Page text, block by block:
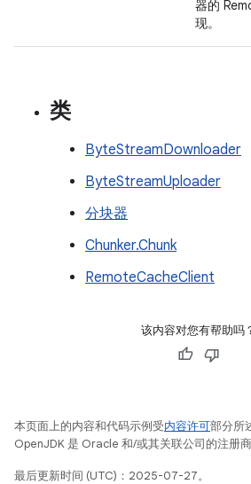
器的
现。
类
ByteStreamDownloader
ByteStreamUploader
分块器
Chunker.Chunk
RemoteCacheClient
该内容对您有帮助吗
本页面上的内容和代码示例受内容许可部分所
OpenJDK 是 Oracle 和/或其关联公司的注册商
最后更新时间 (UTC)：2025-07-27。